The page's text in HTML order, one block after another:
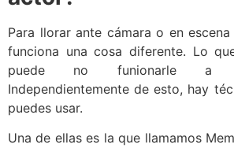
Para llorar ante cámara o en
funciona una cosa diferente. Lo
puede no funionarle a
Independientemente de esto, hay
puedes usar.
Una de ellas es la que llamamos